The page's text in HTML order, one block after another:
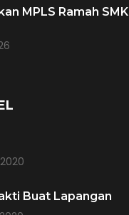
MPLS Ramah SMK
Buat Lapangan